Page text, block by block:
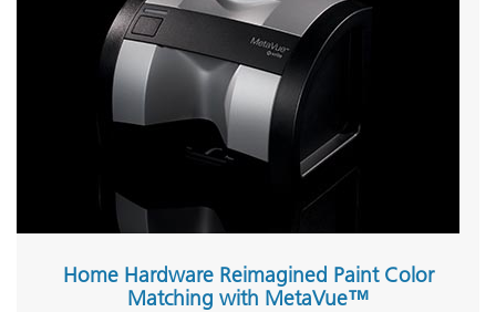
Home Hardware Reimagined Paint Color
Matching with MetaVue™